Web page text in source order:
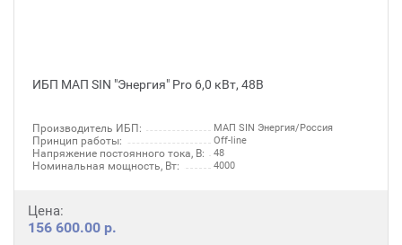
ИБП МАП SIN "Энергия" Pro 6,0 кВт, 48В
Производитель ИБП: МАП SIN Энергия/Россия
Принцип работы: Off-line
Напряжение постоянного тока, В: 48
Номинальная мощность, Вт: 4000
Цена:
156 600.00 р.